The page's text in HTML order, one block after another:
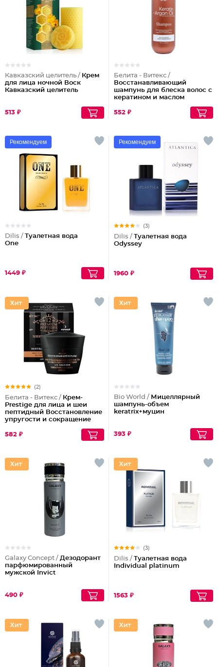
Кавказский целитель / Крем
для лица ночной Воск
Кавказский целитель
513 ₽
Белита - Витекс /
Восстанавливающий
шампунь для блеска волос с
кератином и маслом
552 ₽
Рекомендуем
Dilis / Туалетная вода
One
1449 ₽
Рекомендуем
(3)
Dilis / Туалетная вода
Odyssey
1960 ₽
(2)
Белита - Витекс / Крем-
Prestige для лица и шеи
пептидный Восстановление
упругости и сокращение
582 ₽
Bio World / Мицеллярный
шампунь-объем
keratrix+муцин
393 ₽
Galaxy Concept / Дезодорант
парфюмированный
мужской Invict
490 ₽
(3)
Dilis / Туалетная вода
Individual platinum
1563 ₽